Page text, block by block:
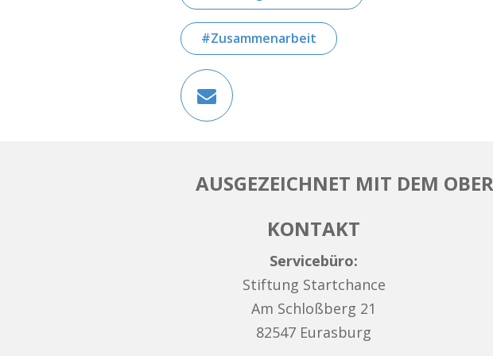
Zusammenarbeit
AUSGEZEICHNET MIT DEM
KONTAKT
Servicebüro:
Stiftung Startchance
Am Schloßberg 21
82547 Eurasburg